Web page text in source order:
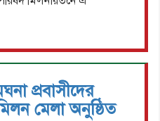
প্রবাসীদের
মেলা অনুষ্ঠিত